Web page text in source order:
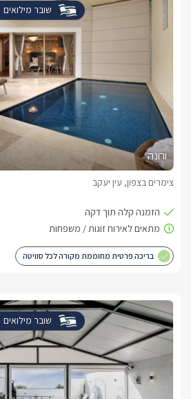
שובר מילואים
ורונה
צימרים בצפון, עין יעקב
בריכה פרטית מחוממת מקורה לכל סוויטה
שובר מילואים